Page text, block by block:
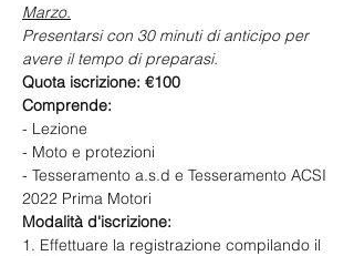
Marzo.
Presentarsi con 30 minuti di anticipo per
avere il tempo di preparasi.
Quota iscrizione: €100
Comprende:
- Lezione
- Moto e protezioni
- Tesseramento a.s.d e Tesseramento ACSI
2022 Prima Motori
​Modalità d'iscrizione:
1. Effettuare la registrazione compilando il